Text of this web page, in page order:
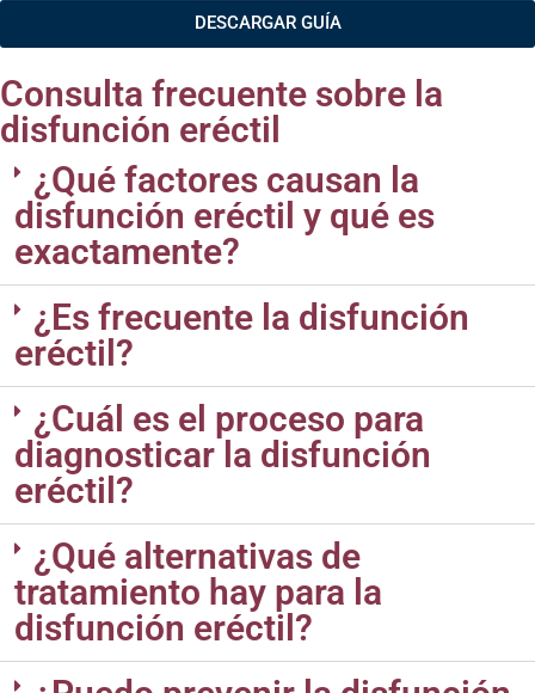
DESCARGAR GUÍA
Consulta frecuente sobre la
disfunción eréctil
¿Qué factores causan la
disfunción eréctil y qué es
exactamente?
¿Es frecuente la disfunción
eréctil?
¿Cuál es el proceso para
diagnosticar la disfunción
eréctil?
¿Qué alternativas de
tratamiento hay para la
disfunción eréctil?